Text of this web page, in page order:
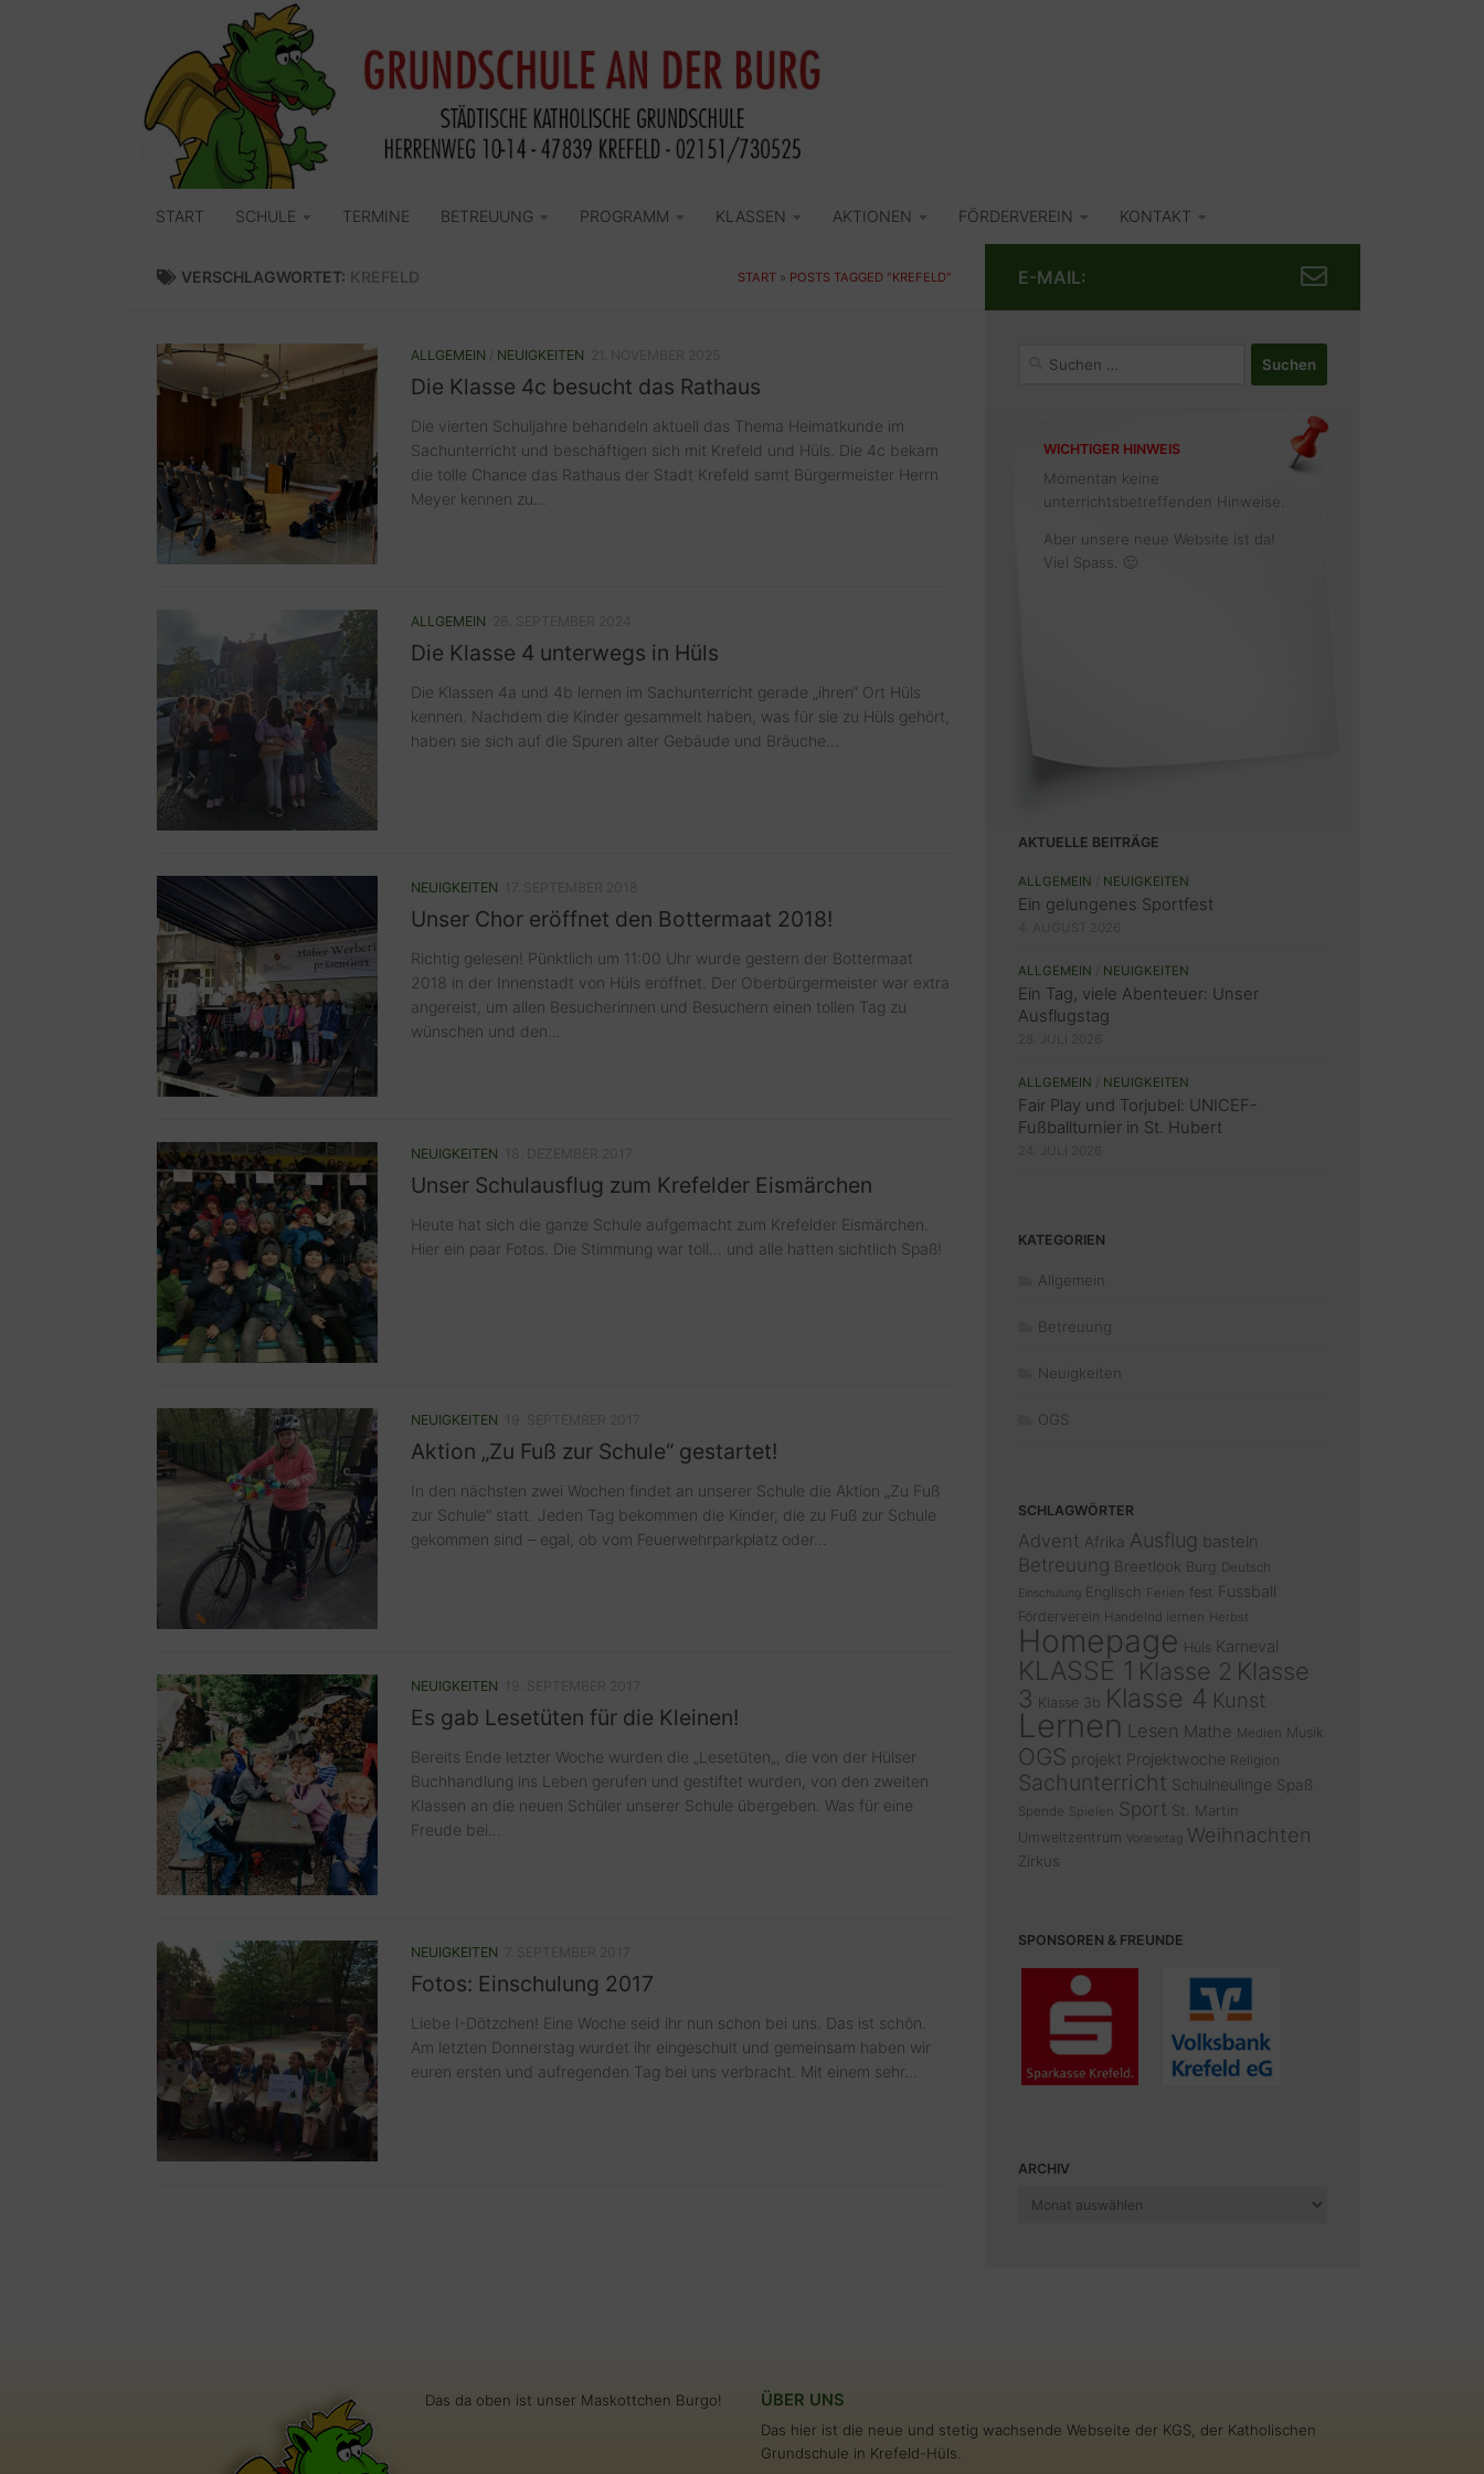
START SCHULE TERMINE BETREUUNG PROGRAMM KLASSEN AKTIONEN FÖRDERVEREIN KONTAKT
VERSCHLAGWORTET: KREFELD START » POSTS TAGGED "KREFELD"
ALLGEMEIN NEUIGKEITEN
Die Klasse 4c besucht das Rathaus
Die vierten Schuljahre behandeln aktuell das Thema Heimatkunde im
Sachunterricht und beschäftigen sich mit Krefeld und Hüls. Die 4c bekam
die tolle Chance das Rathaus der Stadt Krefeld samt Bürgermeister Herrn
Meyer kennen zu...
ALLGEMEIN
Die Klasse 4 unterwegs in Hüls
Die Klassen 4a und 4b lernen im Sachunterricht gerade „ihren“ Ort Hüls
kennen. Nachdem die Kinder gesammelt haben, was für sie zu Hüls gehört,
haben sie sich auf die Spuren alter Gebäude und Bräuche...
NEUIGKEITEN
Unser Chor eröffnet den Bottermaat 2018!
Richtig gelesen! Pünktlich um 11:00 Uhr wurde gestern der Bottermaat
2018 in der Innenstadt von Hüls eröffnet. Der Oberbürgermeister war extra
angereist, um allen Besucherinnen und Besuchern einen tollen Tag zu
wünschen und den...
NEUIGKEITEN
Unser Schulausflug zum Krefelder Eismärchen
Heute hat sich die ganze Schule aufgemacht zum Krefelder Eismärchen.
Hier ein paar Fotos. Die Stimmung war toll… und alle hatten sichtlich Spaß!
NEUIGKEITEN
Aktion „Zu Fuß zur Schule“ gestartet!
In den nächsten zwei Wochen findet an unserer Schule die Aktion „Zu Fuß
zur Schule“ statt. Jeden Tag bekommen die Kinder, die zu Fuß zur Schule
gekommen sind – egal, ob vom Feuerwehrparkplatz oder...
NEUIGKEITEN
Es gab Lesetüten für die Kleinen!
Bereits Ende letzter Woche wurden die „Lesetüten„, die von der Hülser
Buchhandlung ins Leben gerufen und gestiftet wurden, von den zweiten
Klassen an die neuen Schüler unserer Schule übergeben. Was für eine
Freude bei...
NEUIGKEITEN
Fotos: Einschulung 2017
Liebe I-Dötzchen! Eine Woche seid ihr nun schon bei uns. Das ist schön.
Am letzten Donnerstag wurdet ihr eingeschult und gemeinsam haben wir
euren ersten und aufregenden Tag bei uns verbracht. Mit einem sehr...
E-MAIL:
WICHTIGER HINWEIS
Momentan keine
unterrichtsbetreffenden Hinweise.
Aber unsere neue Website ist da!
Viel Spass. 🙂
AKTUELLE BEITRÄGE
ALLGEMEIN NEUIGKEITEN
Ein gelungenes Sportfest
ALLGEMEIN NEUIGKEITEN
Ein Tag, viele Abenteuer: Unser
Ausflugstag
ALLGEMEIN NEUIGKEITEN
Fair Play und Torjubel: UNICEF-
Fußballturnier in St. Hubert
KATEGORIEN
Allgemein
Betreuung
Neuigkeiten
OGS
SCHLAGWÖRTER
Advent Afrika Ausflug basteln
Betreuung Breetlook Burg Deutsch
Einschulung Englisch Ferien fest Fussball
Förderverein Handelnd lernen Herbst
Homepage Hüls Karneval
KLASSE 1 Klasse 2 Klasse
3 Klasse 3b Klasse 4 Kunst
Lernen Lesen Mathe Medien Musik
OGS projekt Projektwoche Religion
Sachunterricht Schulneulinge Spaß
Spende Spielen Sport St. Martin
Umweltzentrum Vorlesetag Weihnachten
Zirkus
SPONSOREN & FREUNDE
ARCHIV
Archiv
Das da oben ist unser Maskottchen Burgo! ÜBER UNS
Das hier ist die neue und stetig wachsende Webseite der KGS, der Katholischen
Grundschule in Krefeld-Hüls.